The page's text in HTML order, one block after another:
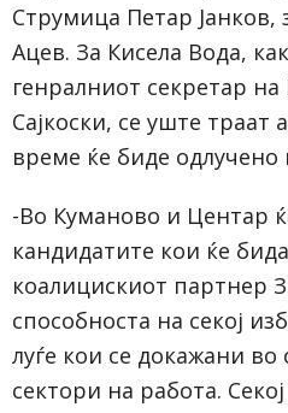
Струмица Петар Јанков,
Ацев. За Кисела Вода,
генралниот секретар
Сајкоски, се уште траат
време ќе биде одлучено
-Во Куманово и Центар
кандидатите кои ќе
коалицискиот партнер
способноста на секој
луѓе кои се докажани во
сектори на работа.